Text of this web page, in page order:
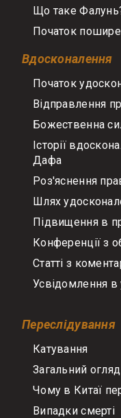
Що таке
Початок
Вдосконалення
Початок
Відправлення
Божественна
Історії
Дафа
Роз'яснення
Шлях
Підвищення в
Конференції з
Статті з
Усвідомлення в
Переслідування
Катування
Загальний
Чому в Китаї
Випадки смерті